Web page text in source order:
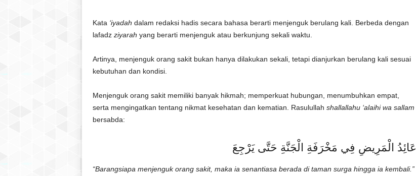
Kata ‘iyadah dalam redaksi hadis secara bahasa berarti menjenguk berulang kali. Berbeda dengan
lafadz ziyarah yang berarti menjenguk atau berkunjung sekali waktu.
Artinya, menjenguk orang sakit bukan hanya dilakukan sekali, tetapi dianjurkan berulang kali sesuai
kebutuhan dan kondisi.
Menjenguk orang sakit memiliki banyak hikmah; memperkuat hubungan, menumbuhkan empat,
serta mengingatkan tentang nikmat kesehatan dan kematian. Rasulullah shallallahu ‘alaihi wa sallam
bersabda:
عَائِدُ الْمَرِيضِ فِي مَخْرَفَةِ الْجَنَّةِ حَتَّى يَرْجِعَ
“Barangsiapa menjenguk orang sakit, maka ia senantiasa berada di taman surga hingga ia kembali.”